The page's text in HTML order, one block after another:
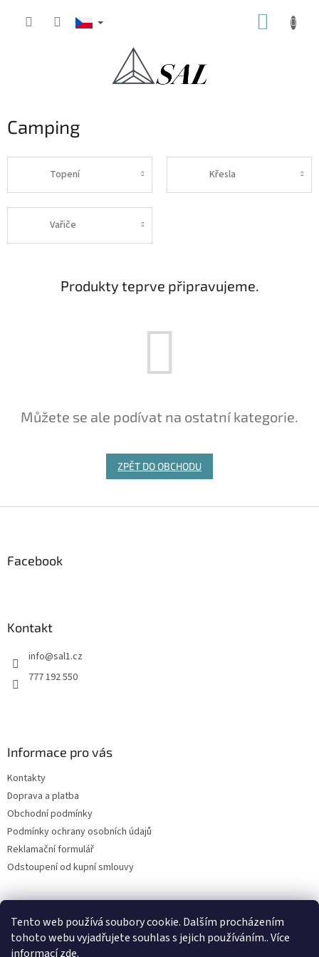
Tento web používá soubory cookie. Dalším procházením
tohoto webu vyjadřujete souhlas s jejich používáním.. Více
informacízde.
Camping
Topení Křesla
Vařiče
Produkty teprve připravujeme.
Můžete se ale podívat na ostatní kategorie.
ZPĚT DO OBCHODU
Facebook
Kontakt
info@sal1.cz
777 192 550
Informace pro vás
Kontakty
Doprava a platba
Obchodní podmínky
Podmínky ochrany osobních údajů
Reklamační formulář
Odstoupení od kupní smlouvy